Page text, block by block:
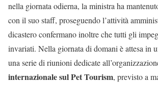
nella giornata odierna, la ministra ha
con il suo staff, proseguendo l’attività
dicastero confermano inoltre che tutti gli
invariati. Nella giornata di domani è attesa in
una serie di riunioni dedicate
internazionale sul Pet Tourism, previsto a